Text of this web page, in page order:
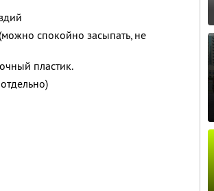
спокойно засыпать, не
пластик.